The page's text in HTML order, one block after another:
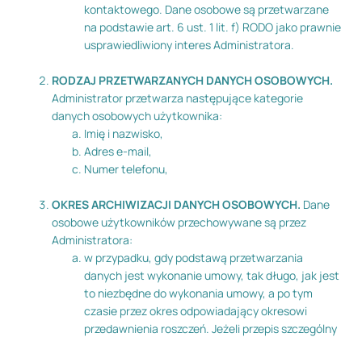
kontaktowego. Dane osobowe są przetwarzane
na podstawie art. 6 ust. 1 lit. f) RODO jako prawnie
usprawiedliwiony interes Administratora.
RODZAJ PRZETWARZANYCH DANYCH OSOBOWYCH.
Administrator przetwarza następujące kategorie
danych osobowych użytkownika:
Imię i nazwisko,
Adres e-mail,
Numer telefonu,
OKRES ARCHIWIZACJI DANYCH OSOBOWYCH. Dane
osobowe użytkowników przechowywane są przez
Administratora:
w przypadku, gdy podstawą przetwarzania
danych jest wykonanie umowy, tak długo, jak jest
to niezbędne do wykonania umowy, a po tym
czasie przez okres odpowiadający okresowi
przedawnienia roszczeń. Jeżeli przepis szczególny